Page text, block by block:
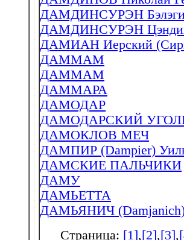
ДАМДИНСУРЭН
ДАМДИНСУРЭН
ДАМИАН Иерский
ДАММАМ
ДАММАМ
ДАММАРА
ДАМОДАР
ДАМОДАРСКИЙ
ДАМОКЛОВ МЕЧ
ДАМПИР (Dampier)
ДАМСКИЕ ПАЛЬЧИКИ
ДАМУ
ДАМЬЕТТА
ДАМЬЯНИЧ
Страница: [1],[2],[3],